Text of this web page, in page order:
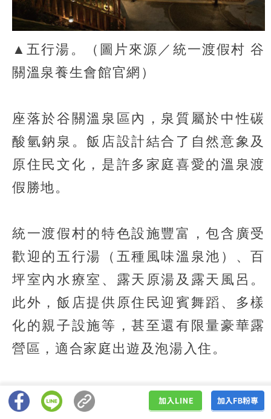
▲五行湯。（圖片來源／統一渡假村 谷
關溫泉養生會館官網）
座落於谷關溫泉區內，泉質屬於中性碳
酸氫鈉泉。飯店設計結合了自然意象及
原住民文化，是許多家庭喜愛的溫泉渡
假勝地。
統一渡假村的特色設施豐富，包含廣受
歡迎的五行湯（五種風味溫泉池）、百
坪室內水療室、露天原湯及露天風呂。
此外，飯店提供原住民迎賓舞蹈、多樣
化的親子設施等，甚至還有限量豪華露
營區，適合家庭出遊及泡湯入住。
【溫泉資訊】